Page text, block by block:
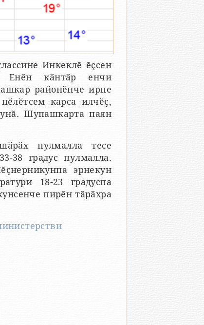
Инкеклӗ ӗҫсен
Енӗн кӑнтӑр енчи
районӗнче ирпе
карса илчӗҫ,
Шупашкарта паян
пулмалла тесе
38 градус пулмалла.
эрнекун
18-23 градуспа
пирӗн тӑрӑхра